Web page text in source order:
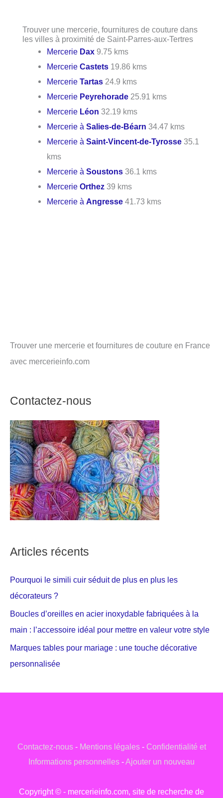
Trouver une mercerie, fournitures de couture dans
les villes à proximité de Saint-Parres-aux-Tertres
Mercerie Dax 9.75 kms
MercerieCastets 19.86 kms
MercerieTartas 24.9 kms
Mercerie Peyrehorade 25.91 kms
Mercerie Léon 32.19 kms
Mercerie àSalies-de-Béarn 34.47 kms
Mercerie àSaint-Vincent-de-Tyrosse 35.1
kms
Mercerie àSoustons 36.1 kms
MercerieOrthez 39 kms
Mercerie àAngresse 41.73 kms
Trouver une mercerie et fournitures de couture en France
avec mercerieinfo.com
Contactez-nous
Articles récents
Pourquoi le simili cuir séduit de plus en plus les
décorateurs ?
Boucles d’oreilles en acier inoxydable fabriquées à la
main : l’accessoire idéal pour mettre en valeur votre style
Marques tables pour mariage : une touche décorative
personnalisée
Contactez-nous- Mentions légales- Confidentialité et
Informations personnelles -Ajouter un nouveau
Copyright © - mercerieinfo.com, site de recherche de